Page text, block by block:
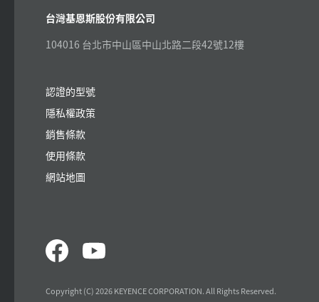
台灣基恩斯股份有限公司
104016 台北市中山區中山北路二段42號12樓
認證的型號
隱私權政策
銷售條款
使用條款
網站地圖
Copyright (C) 2026 KEYENCE CORPORATION. All Rights Reserved.